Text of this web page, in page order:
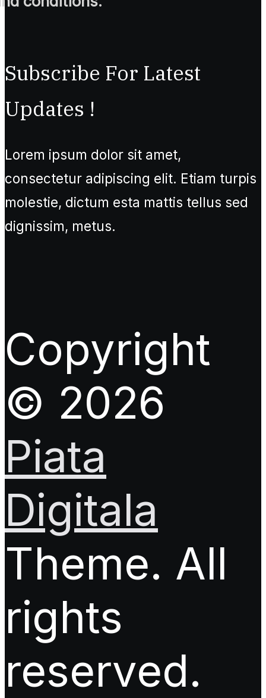
Subscribe For Latest
Updates !
Lorem ipsum dolor sit amet,
consectetur adipiscing elit. Etiam turpis
molestie, dictum esta mattis tellus sed
dignissim, metus.
Copyright
© 2026
Piata
Digitala
Theme. All
rights
reserved.